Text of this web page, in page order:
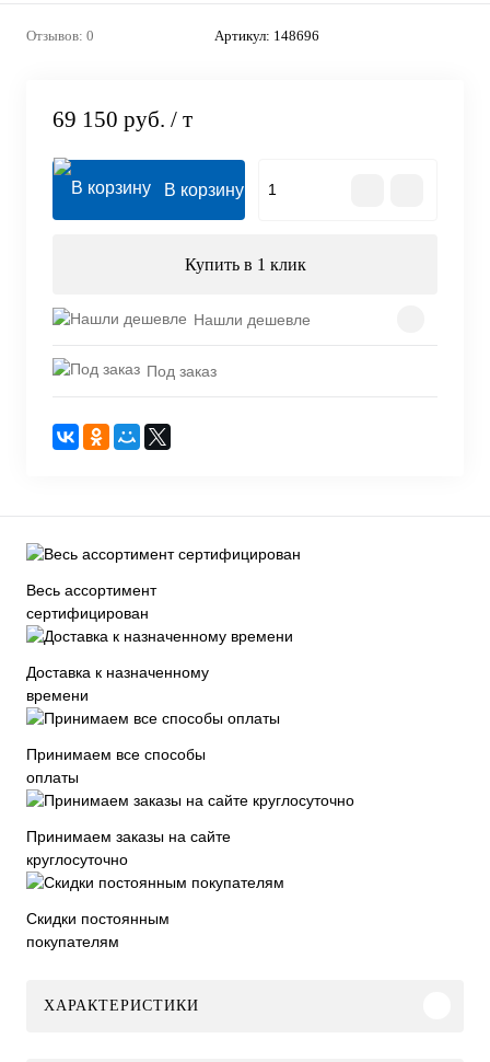
Отзывов: 0 Артикул: 148696
69 150 руб. / т
В корзину
Купить в 1 клик
Нашли дешевле
Под заказ
Весь ассортимент
сертифицирован
Доставка к назначенному
времени
Принимаем все способы
оплаты
Принимаем заказы на сайте
круглосуточно
Скидки постоянным
покупателям
ХАРАКТЕРИСТИКИ